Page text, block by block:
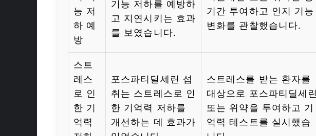
능 저
하 예
방
기능 저하를 예방하
고 지연시키는 효과
를 보였습니다.
기간 투여하고 인지 기능
변화를 관찰했습니다.
스트
레스
로 인
한 기
억력
포스파티딜세린 섭
취는 스트레스로 인
한 기억력 저하를
개선하는 데 효과가
스트레스를 받는 환자를
대상으로 포스파티딜세린
또는 위약을 투여하고 기
억력 테스트를 실시했습